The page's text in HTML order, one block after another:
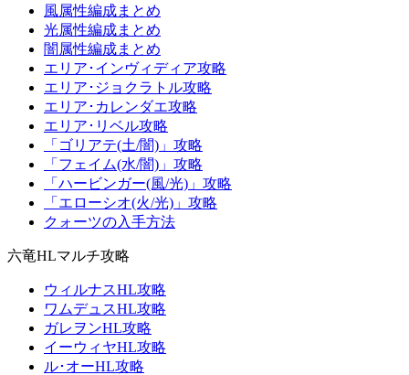
風属性編成まとめ
光属性編成まとめ
闇属性編成まとめ
エリア･インヴィディア攻略
エリア･ジョクラトル攻略
エリア･カレンダエ攻略
エリア･リベル攻略
「ゴリアテ(土/闇)」攻略
「フェイム(水/闇)」攻略
「ハービンガー(風/光)」攻略
「エローシオ(火/光)」攻略
クォーツの入手方法
六竜HLマルチ攻略
ウィルナスHL攻略
ワムデュスHL攻略
ガレヲンHL攻略
イーウィヤHL攻略
ル･オーHL攻略